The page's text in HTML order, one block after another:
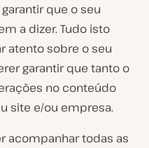
que o seu
a dizer. Tudo isto
atento sobre o seu
garantir que tanto o
no conteúdo
site e/ou empresa.
acompanhar todas as